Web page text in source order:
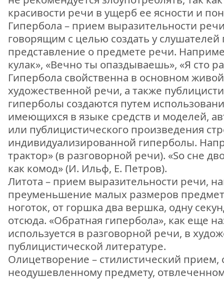
красивости речи в ущерб ее ясности и
Гипербола – прием выразительности
говорящим с целью создать у
представление о предмете речи.
кулак», «Вечно ты опаздываешь», «Я сто
Гипербола свойственна в основном
художественной речи, а также
гиперболы создаются путем
имеющихся в языке средств и моделей,
или публицистического произведения
индивидуализированной гиперболы.
трактор» (в разговорной речи). «So сне
как комод» (И. Ильф, Е. Петров).
Литота – прием выразительности речи,
преуменьшение малых размеров
ноготок, от горшка два вершка, одну
отсюда. «Обратная гипербола», как еще
используется в разговорной речи, в
публицистической литературе.
Олицетворение – стилистический прием,
неодушевленному предмету,